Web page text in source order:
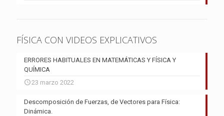
FÍSICA CON VIDEOS EXPLICATIVOS
ERRORES HABITUALES EN MATEMÁTICAS Y FÍSICA Y
QUÍMICA
23 marzo 2022
Descomposición de Fuerzas, de Vectores para Física:
Dinámica.